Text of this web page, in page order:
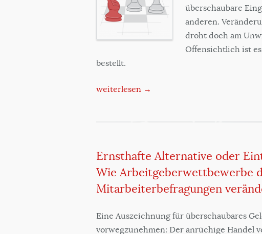
überschaubare
anderen.
droht doch am
Offensichtlich ist
bestellt.
weiterlesen →
Ernsthafte Alternative oder
Wie Arbeitgeberwettbewerbe
Mitarbeiterbefragungen
Eine Auszeichnung für überschaubares
vorwegzunehmen: Der anrüchige Handel